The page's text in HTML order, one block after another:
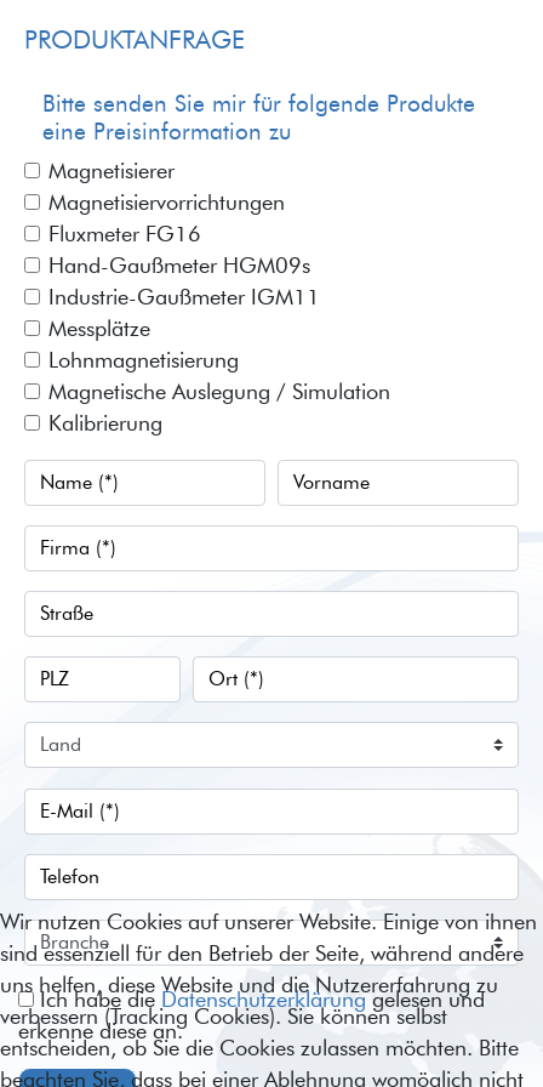
PRODUKTANFRAGE
Bitte senden Sie mir für folgende Produkte
eine Preisinformation zu
Magnetisierer
Magnetisiervorrichtungen
Fluxmeter FG16
Hand-Gaußmeter HGM09s
Industrie-Gaußmeter IGM11
Messplätze
Lohnmagnetisierung
Magnetische Auslegung / Simulation
Kalibrierung
Ich habe die Datenschutzerklärung gelesen und
erkenne diese an.
Wir nutzen Cookies auf unserer Website. Einige von ihnen
sind essenziell für den Betrieb der Seite, während andere
uns helfen, diese Website und die Nutzererfahrung zu
verbessern (Tracking Cookies). Sie können selbst
entscheiden, ob Sie die Cookies zulassen möchten. Bitte
beachten Sie, dass bei einer Ablehnung womöglich nicht